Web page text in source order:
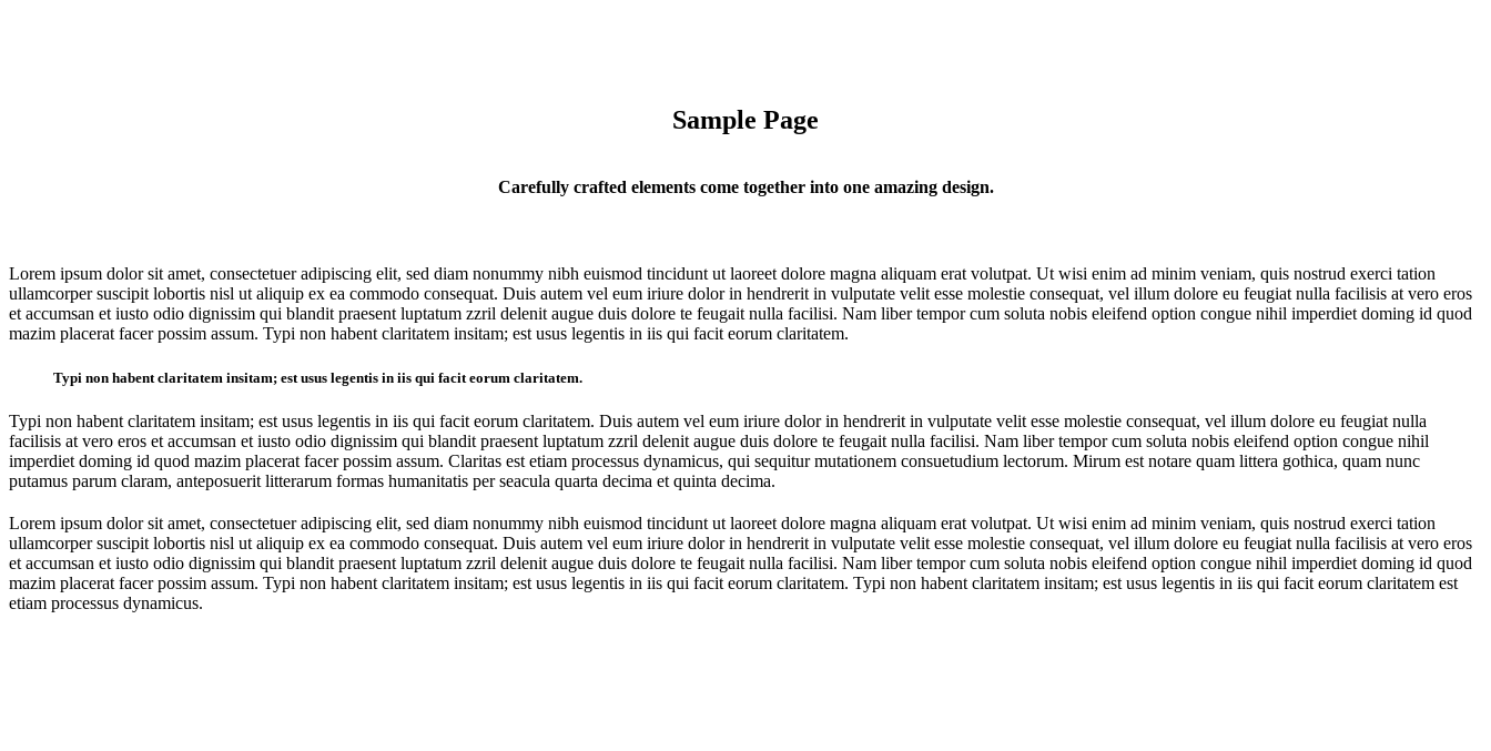
Sample Page
Carefully crafted elements come together into one amazing design.
Lorem ipsum dolor sit amet, consectetuer adipiscing elit, sed diam nonummy nibh euismod tincidunt ut laoreet dolore magna aliquam erat volutpat. Ut wisi enim ad minim veniam, quis nostrud exerci tation
ullamcorper suscipit lobortis nisl ut aliquip ex ea commodo consequat. Duis autem vel eum iriure dolor in hendrerit in vulputate velit esse molestie consequat, vel illum dolore eu feugiat nulla facilisis at vero eros
et accumsan et iusto odio dignissim qui blandit praesent luptatum zzril delenit augue duis dolore te feugait nulla facilisi. Nam liber tempor cum soluta nobis eleifend option congue nihil imperdiet doming id quod
mazim placerat facer possim assum. Typi non habent claritatem insitam; est usus legentis in iis qui facit eorum claritatem.
Typi non habent claritatem insitam; est usus legentis in iis qui facit eorum claritatem.
Typi non habent claritatem insitam; est usus legentis in iis qui facit eorum claritatem. Duis autem vel eum iriure dolor in hendrerit in vulputate velit esse molestie consequat, vel illum dolore eu feugiat nulla
facilisis at vero eros et accumsan et iusto odio dignissim qui blandit praesent luptatum zzril delenit augue duis dolore te feugait nulla facilisi. Nam liber tempor cum soluta nobis eleifend option congue nihil
imperdiet doming id quod mazim placerat facer possim assum. Claritas est etiam processus dynamicus, qui sequitur mutationem consuetudium lectorum. Mirum est notare quam littera gothica, quam nunc
putamus parum claram, anteposuerit litterarum formas humanitatis per seacula quarta decima et quinta decima.
Lorem ipsum dolor sit amet, consectetuer adipiscing elit, sed diam nonummy nibh euismod tincidunt ut laoreet dolore magna aliquam erat volutpat. Ut wisi enim ad minim veniam, quis nostrud exerci tation
ullamcorper suscipit lobortis nisl ut aliquip ex ea commodo consequat. Duis autem vel eum iriure dolor in hendrerit in vulputate velit esse molestie consequat, vel illum dolore eu feugiat nulla facilisis at vero eros
et accumsan et iusto odio dignissim qui blandit praesent luptatum zzril delenit augue duis dolore te feugait nulla facilisi. Nam liber tempor cum soluta nobis eleifend option congue nihil imperdiet doming id quod
mazim placerat facer possim assum. Typi non habent claritatem insitam; est usus legentis in iis qui facit eorum claritatem. Typi non habent claritatem insitam; est usus legentis in iis qui facit eorum claritatem est
etiam processus dynamicus.